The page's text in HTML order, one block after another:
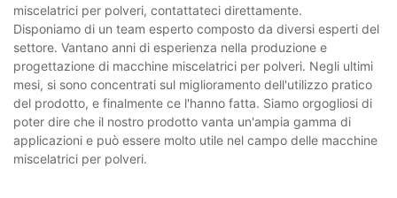
miscelatrici per polveri, contattateci direttamente.
Disponiamo di un team esperto composto da diversi esperti del
settore. Vantano anni di esperienza nella produzione e
progettazione di macchine miscelatrici per polveri. Negli ultimi
mesi, si sono concentrati sul miglioramento dell'utilizzo pratico
del prodotto, e finalmente ce l'hanno fatta. Siamo orgogliosi di
poter dire che il nostro prodotto vanta un'ampia gamma di
applicazioni e può essere molto utile nel campo delle macchine
miscelatrici per polveri.